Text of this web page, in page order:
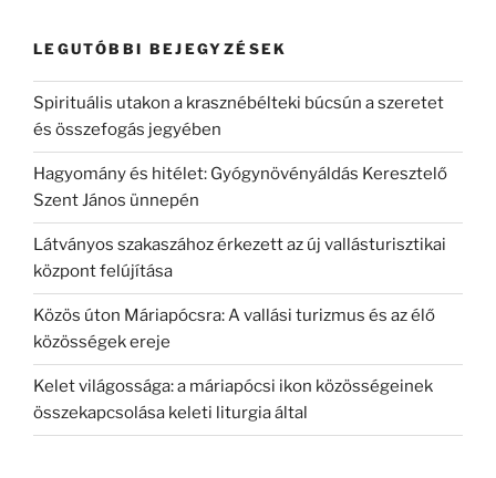
LEGUTÓBBI BEJEGYZÉSEK
Spirituális utakon a krasznébélteki búcsún a szeretet
és összefogás jegyében
Hagyomány és hitélet: Gyógynövényáldás Keresztelő
Szent János ünnepén
Látványos szakaszához érkezett az új vallásturisztikai
központ felújítása
Közös úton Máriapócsra: A vallási turizmus és az élő
közösségek ereje
Kelet világossága: a máriapócsi ikon közösségeinek
összekapcsolása keleti liturgia által